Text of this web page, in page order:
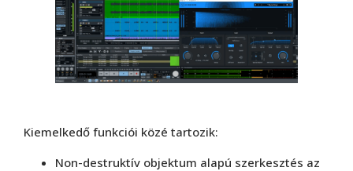
Kiemelkedő funkciói közé tartozik:
Non-destruktív objektum alapú szerkesztés az